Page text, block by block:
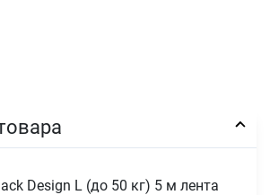
Design L (до 50 кг) 5 м лента